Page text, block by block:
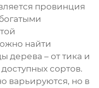
провинция
найти
дерева – от тика и
сортов.
варьируются, но в